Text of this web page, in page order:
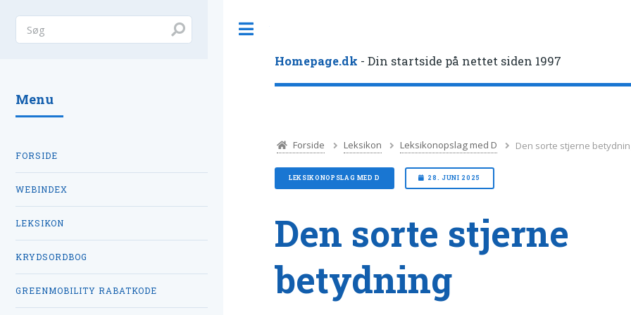
Homepage.dk - Din startside på nettet siden 1997
Forside Leksikon Leksikonopslag med D Den sorte stjerne
LEKSIKONOPSLAG MED D 28. JUNI 2025
Den sorte stjerne
betydning
Menu
FORSIDE
WEBINDEX
LEKSIKON
KRYDSORDBOG
GREENMOBILITY RABATKODE